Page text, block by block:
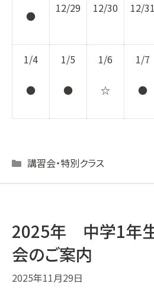
●
12/29 12/30 12/31
1/4
●
1/5
●
1/6
☆
1/7
●
Categories
講習会・特別クラス
2025年 中学1年
会のご案内
2025年11月29日